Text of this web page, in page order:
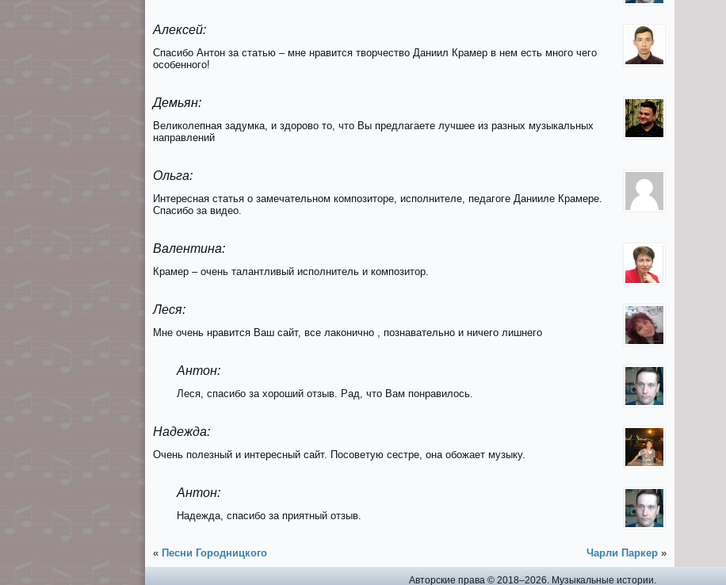
Алексей:
Спасибо Антон за статью – мне нравится творчество Даниил Крамер в нем есть много чего
особенного!
Демьян:
Великолепная задумка, и здорово то, что Вы предлагаете лучшее из разных музыкальных
направлений
Ольга:
Интересная статья о замечательном композиторе, исполнителе, педагоге Данииле Крамере.
Спасибо за видео.
Валентина:
Крамер – очень талантливый исполнитель и композитор.
Леся:
Мне очень нравится Ваш сайт, все лаконично , познавательно и ничего лишнего
Антон:
Леся, спасибо за хороший отзыв. Рад, что Вам понравилось.
Надежда:
Очень полезный и интересный сайт. Посоветую сестре, она обожает музыку.
Антон:
Надежда, спасибо за приятный отзыв.
« Песни Городницкого Чарли Паркер »
Авторские права © 2018–2026. Музыкальные истории.